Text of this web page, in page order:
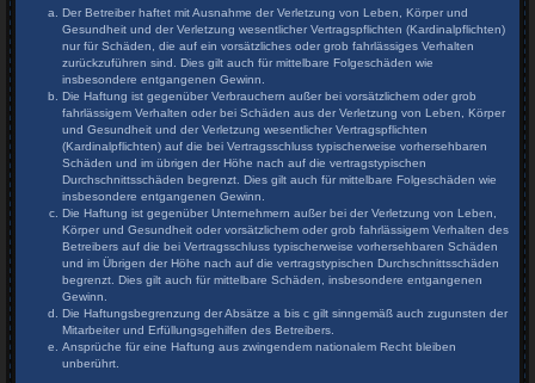
Der Betreiber haftet mit Ausnahme der Verletzung von Leben, Körper und
Gesundheit und der Verletzung wesentlicher Vertragspflichten (Kardinalpflichten)
nur für Schäden, die auf ein vorsätzliches oder grob fahrlässiges Verhalten
zurückzuführen sind. Dies gilt auch für mittelbare Folgeschäden wie
insbesondere entgangenen Gewinn.
Die Haftung ist gegenüber Verbrauchern außer bei vorsätzlichem oder grob
fahrlässigem Verhalten oder bei Schäden aus der Verletzung von Leben, Körper
und Gesundheit und der Verletzung wesentlicher Vertragspflichten
(Kardinalpflichten) auf die bei Vertragsschluss typischerweise vorhersehbaren
Schäden und im übrigen der Höhe nach auf die vertragstypischen
Durchschnittsschäden begrenzt. Dies gilt auch für mittelbare Folgeschäden wie
insbesondere entgangenen Gewinn.
Die Haftung ist gegenüber Unternehmern außer bei der Verletzung von Leben,
Körper und Gesundheit oder vorsätzlichem oder grob fahrlässigem Verhalten des
Betreibers auf die bei Vertragsschluss typischerweise vorhersehbaren Schäden
und im Übrigen der Höhe nach auf die vertragstypischen Durchschnittsschäden
begrenzt. Dies gilt auch für mittelbare Schäden, insbesondere entgangenen
Gewinn.
Die Haftungsbegrenzung der Absätze a bis c gilt sinngemäß auch zugunsten der
Mitarbeiter und Erfüllungsgehilfen des Betreibers.
Ansprüche für eine Haftung aus zwingendem nationalem Recht bleiben
unberührt.